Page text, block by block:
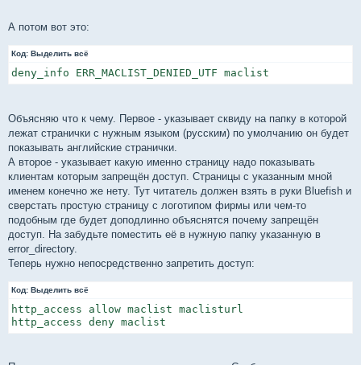
А потом вот это:
Код: Выделить всё
deny_info ERR_MACLIST_DENIED_UTF maclist
Объясняю что к чему. Первое - указывает сквиду на папку в которой
лежат странички с нужным языком (русским) по умолчанию он будет
показывать английские странички.
А второе - указывает какую именно страницу надо показывать
клиентам которым запрещён доступ. Страницы с указанным мной
именем конечно же нету. Тут читатель должен взять в руки Bluefish и
сверстать простую страницу с логотипом фирмы или чем-то
подобным где будет доподлинно объяснятся почему запрещён
доступ. На забудьте поместить её в нужную папку указанную в
error_directory.
Теперь нужно непосредственно запретить доступ:
Код: Выделить всё
http_access allow maclist maclisturl
http_access deny maclist